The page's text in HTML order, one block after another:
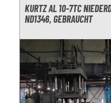
KURTZ AL 10-7TC
D1346, GEBRAUCHT